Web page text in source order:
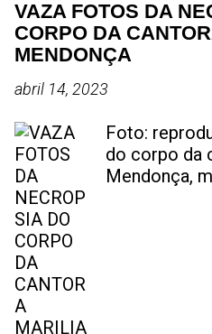
VAZA FOTOS DA
CORPO DA
MENDONÇA
abril 14, 2023
Foto:
do corpo da
Mendonça,
foram
divulgação